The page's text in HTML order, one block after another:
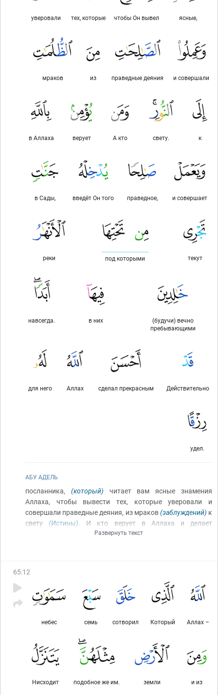
ясные,
чтобы Он вывел
тех, которые
уверовали
и совершали
праведные деяния
из
мраков
к
свету.
А кто
верует
в Аллаха
и совершает
праведное,
введёт Он того
в Сады,
текут
под которыми
реки
(будучи) вечно
пребывающими
в них
навсегда.
Действительно
сделал прекрасным
Аллах
для него
удел.
АБУ АДЕЛЬ
посланника, (который) читает вам ясные знамения
Аллаха, чтобы вывести тех, которые уверовали и
совершали праведные деяния, из мраков(заблуждений) к
свету (Истины). И кто верует в Аллаха и делает
праведное, того Он введёт в сады(Рая)
[для праведного верующего]
Развернуть текст
65:12
Аллах –
Который
сотворил
семь
небес
и из
земли
подобное же им.
Нисходит